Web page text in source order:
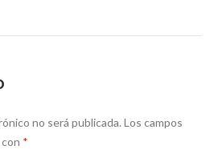
no será publicada. Los campos
*